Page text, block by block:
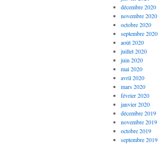
décembre 2020
novembre 2020
octobre 2020
septembre 2020
août 2020
juillet 2020
juin 2020
mai 2020
avril 2020
mars 2020
février 2020
janvier 2020
décembre 2019
novembre 2019
octobre 2019
septembre 2019